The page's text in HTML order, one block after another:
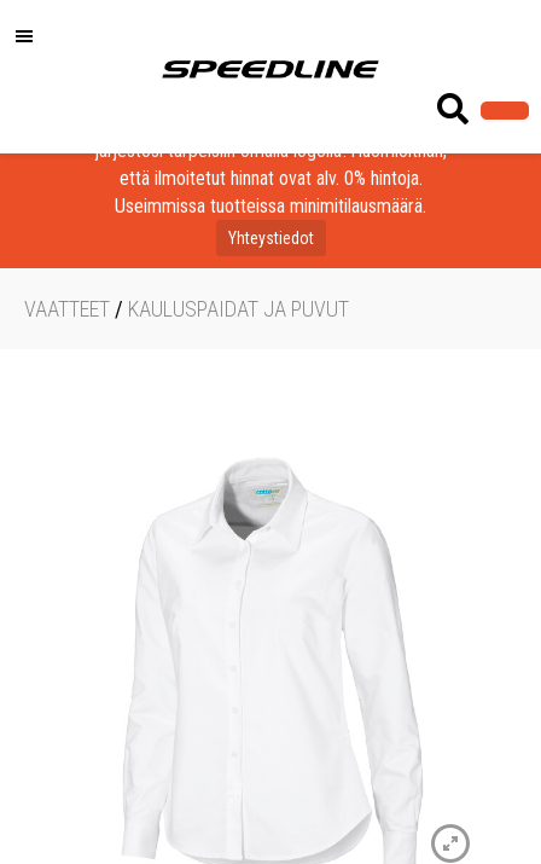
Löydä laadukkaat tuotteet yrityksesi, seurasi tai
järjestösi tarpeisiin omalla logolla! Huomioithan,
että ilmoitetut hinnat ovat alv. 0% hintoja.
Useimmissa tuotteissa minimitilausmäärä.
Yhteystiedot
VAATTEET / KAULUSPAIDAT JA PUVUT